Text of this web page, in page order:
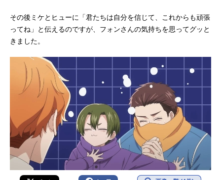
その後ミケとヒューに「君たちは自分を信じて、これからも頑張
ってね」と伝えるのですが、フォンさんの気持ちを思ってグッと
きました。